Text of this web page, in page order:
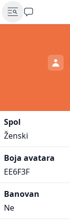
Spol
Ženski
Boja avatara
EE6F3F
Banovan
Ne